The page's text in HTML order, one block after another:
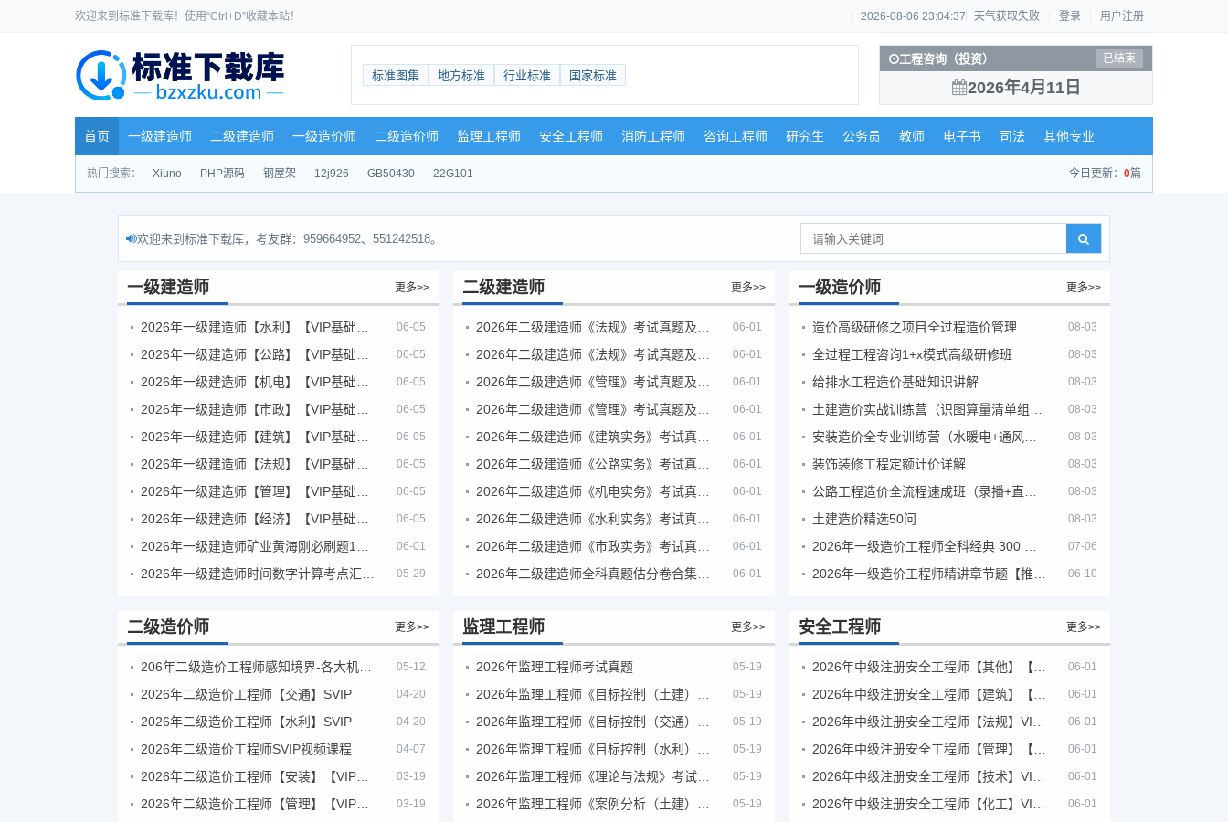
欢迎来到标准下载库！使用“Ctrl+D”收藏本站！ 2026-08-06 23:04:37 天气获取失败 登录 用户注册
标准图集 地方标准 行业标准 国家标准
工程咨询（投资） 已结束
2026年4月11日
首页 一级建造师 二级建造师 一级造价师 二级造价师 监理工程师 安全工程师 消防工程师 咨询工程师 研究生 公务员 教师 电子书 司法 其他专业
热门搜索： Xiuno PHP源码 钢屋架 12j926 GB50430 22G101 今日更新： 0篇
欢迎来到标准下载库，考友群：959664952、551242518。
一级建造师 更多>>
06-05
06-05
06-05
06-05
06-05
06-05
06-05
06-05
06-01
05-29
二级建造师 更多>>
06-01
06-01
06-01
06-01
06-01
06-01
06-01
06-01
06-01
06-01
一级造价师 更多>>
造价高级研修之项目全过程造价管理 08-03
全过程工程咨询1+x模式高级研修班 08-03
给排水工程造价基础知识讲解 08-03
08-03
08-03
装饰装修工程定额计价详解 08-03
08-03
土建造价精选50问 08-03
07-06
06-10
二级造价师 更多>>
05-12
2026年二级造价工程师【交通】SVIP 04-20
2026年二级造价工程师【水利】SVIP 04-20
2026年二级造价工程师SVIP视频课程 04-07
03-19
03-19
监理工程师 更多>>
2026年监理工程师考试真题 05-19
05-19
05-19
05-19
05-19
05-19
安全工程师 更多>>
2026年中级注册安全工程师【其他】【VIP基础同步班】 06-01
2026年中级注册安全工程师【建筑】【VIP基础同步班】 06-01
06-01
2026年中级注册安全工程师【管理】【VIP基础同步班】 06-01
06-01
06-01